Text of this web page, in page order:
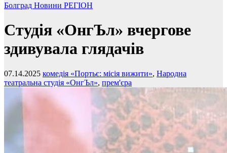
Болград Новини РЕГІОН
Студія «ОнгЪл» вчергове
здивувала глядачів
07.14.2025 комедія «Портьє: місія вижити», Народна
театральна студія «ОнгЪл», прем'єра